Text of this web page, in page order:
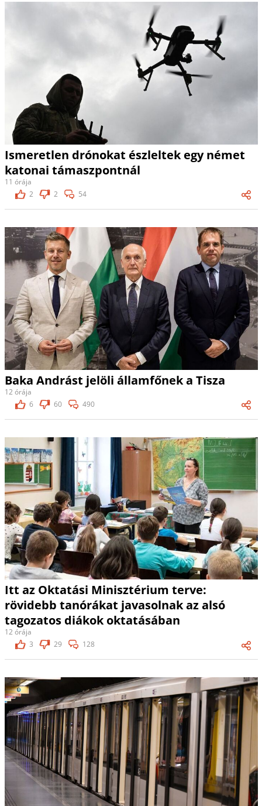
Ismeretlen drónokat észleltek egy német
katonai támaszpontnál
11 órája
2
2 54
Baka Andrást jelöli államfőnek a Tisza
12 órája
6
60 490
Itt az Oktatási Minisztérium terve:
rövidebb tanórákat javasolnak az alsó
tagozatos diákok oktatásában
12 órája
3
29 128